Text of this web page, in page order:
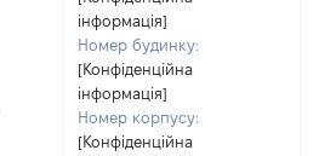
інформація]
Номер будинку:
[Конфіденційна
інформація]
Номер корпусу:
[Конфіденційна